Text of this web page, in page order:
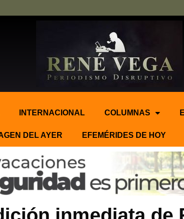
INTERNACIONAL COLUMNAS
DEL AYER EFEMÉRIDES DE HOY